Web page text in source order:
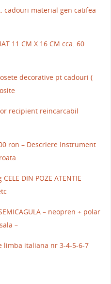
cadouri material gen catifea
11 CM X 16 CM cca. 60
decorative pt cadouri (
recipient reincarcabil
ron – Descriere Instrument
DIN POZE ATENTIE
– neopren + polar
–
limba italiana nr 3-4-5-6-7